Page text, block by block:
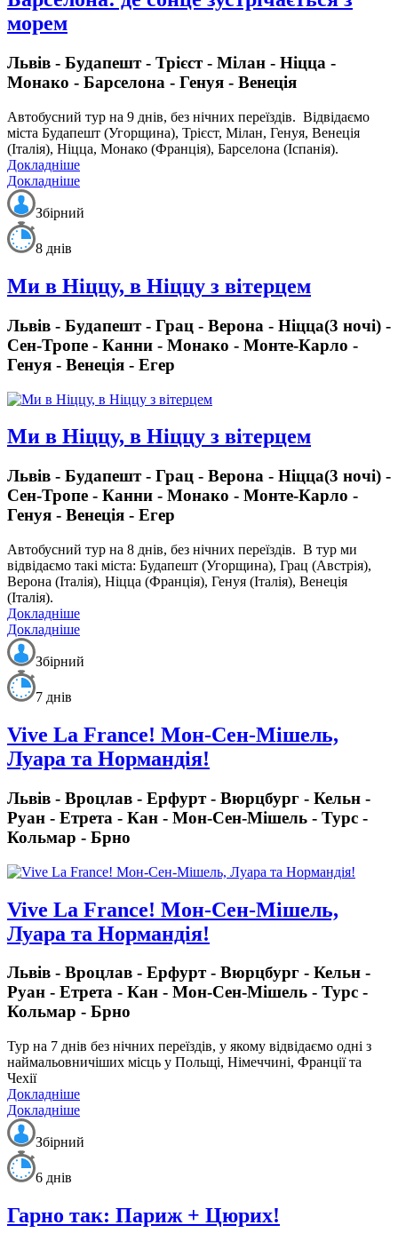
морем
Львів - Будапешт - Трієст - Мілан - Ніцца -
Монако - Барселона - Генуя - Венеція
Автобусний тур на 9 днів, без нічних переїздів. Відвідаємо
міста Будапешт (Угорщина), Трієст, Мілан, Генуя, Венеція
(Італія), Ніцца, Монако (Франція), Барселона (Іспанія).
Докладніше
Докладніше
Збірний
8 днів
Ми в Ніццу, в Ніццу з вітерцем
Львів - Будапешт - Грац - Верона - Ніцца(3 ночі) -
Сен-Тропе - Канни - Монако - Монте-Карло -
Генуя - Венеція - Егер
Ми в Ніццу, в Ніццу з вітерцем
Львів - Будапешт - Грац - Верона - Ніцца(3 ночі) -
Сен-Тропе - Канни - Монако - Монте-Карло -
Генуя - Венеція - Егер
Автобусний тур на 8 днів, без нічних переїздів. В тур ми
відвідаємо такі міста: Будапешт (Угорщина), Грац (Австрія),
Верона (Італія), Ніцца (Франція), Генуя (Італія), Венеція
(Італія).
Докладніше
Докладніше
Збірний
7 днів
Vive La France! Мон-Сен-Мішель,
Луара та Нормандія!
Львів - Вроцлав - Ерфурт - Вюрцбург - Кельн -
Руан - Етрета - Кан - Мон-Cен-Мішель - Турс -
Кольмар - Брно
Vive La France! Мон-Сен-Мішель,
Луара та Нормандія!
Львів - Вроцлав - Ерфурт - Вюрцбург - Кельн -
Руан - Етрета - Кан - Мон-Cен-Мішель - Турс -
Кольмар - Брно
Тур на 7 днів без нічних переїздів, у якому відвідаємо одні з
наймальовничіших місць у Польщі, Німеччині, Франції та
Чехії
Докладніше
Докладніше
Збірний
6 днів
Гарно так: Париж + Цюрих!